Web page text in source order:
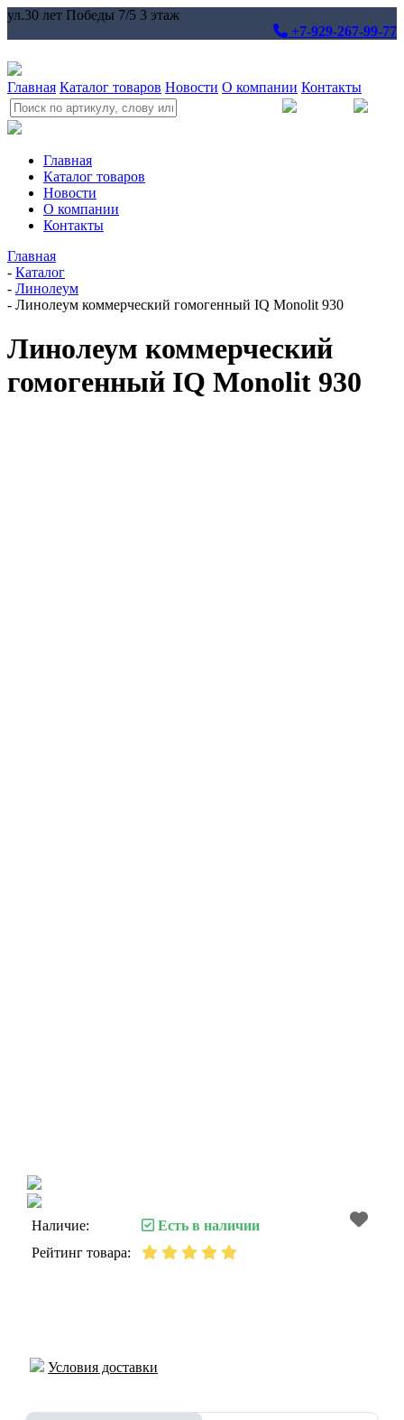
ул.30 лет Победы 7/5 3 этаж
+7-929-267-99-77
Главная Каталог товаров Новости О компании Контакты
Главная
Каталог товаров
Новости
О компании
Контакты
Главная
- Каталог
- Линолеум
- Линолеум коммерческий гомогенный IQ Monolit 930
Линолеум коммерческий
гомогенный IQ Monolit 930
Наличие:
Есть в наличии
Рейтинг товара:
Условия доставки